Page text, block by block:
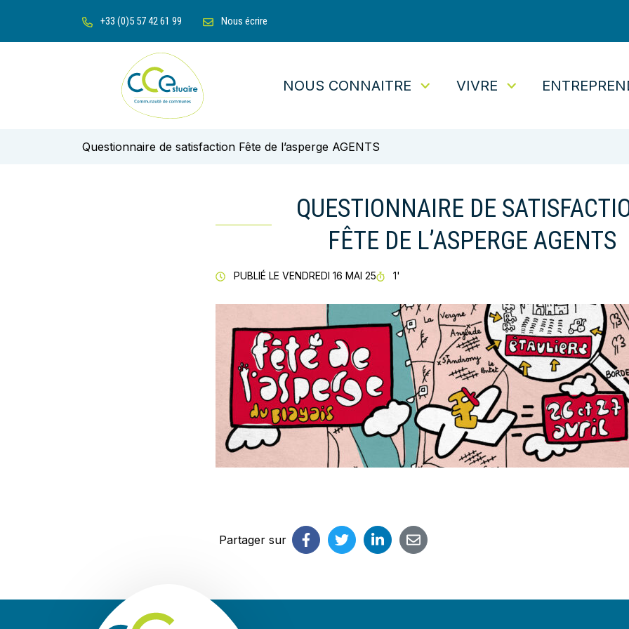
contenu
+33 (0)5 57 42 61 99 Nous écrire
Communauté de communes de l'Estuaire
NOUS CONNAITRE VIVRE
Questionnaire de satisfaction Fête de l’asperge AGENTS
QUESTIONNAIRE DE
FÊTE DE L’ASPERGE AGENTS
PUBLIÉ LE VENDREDI 16 MAI 25 TEMPS DE LECTURE
1'
Partager sur